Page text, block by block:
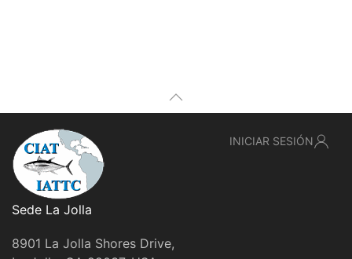
Sede La Jolla
8901 La Jolla Shores Drive,
INICIAR SESIÓN